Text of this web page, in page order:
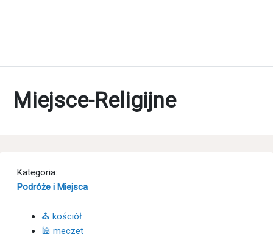
Miejsce-Religijne
Kategoria:
Podróże i Miejsca
⛪ kościół
🕌 meczet